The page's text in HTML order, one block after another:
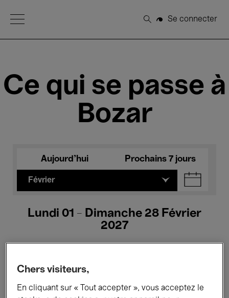
Open Menu
Rechercher
Se connecter
Ce qui se passe à
Bozar
Aujourd'hui Prochains 7 jours
Février
Lundi 01 - Dimanche 28 Février
2027
Tous les événements Concerts
Chers visiteurs,
En cliquant sur « Tout accepter », vous acceptez le